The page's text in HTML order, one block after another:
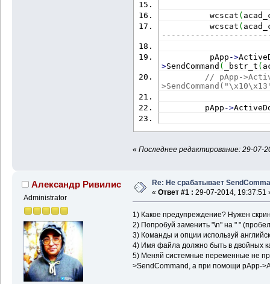
wcscat (
wcscat (
pApp ->
>SendCommand ( _bstr_t (
// pApp-
pApp ->
« Последнее редактирование: 29-07-
Александр Ривилис
Administrator
Re: Не срабатывает
« Ответ #1 : 29-07-2014, 19:37:51
1) Какое предупреждение? Нужен
2) Попробуй заменить "\n" на " "
3) Команды и опции используй
4) Имя файла должно быть в двойных
5) Меняй системные переменные не
>SendCommand, а при помощи pApp-